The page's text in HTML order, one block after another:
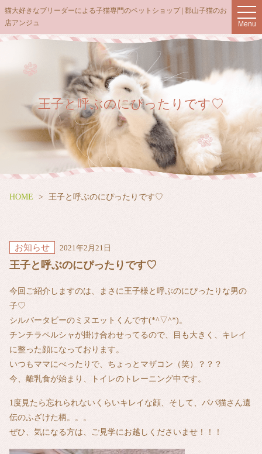
t
o
g
g
a
v
t
o
Menu
猫大好きなブリーダーによる子猫専門のペットショップ | 郡山子猫のお
店アンジュ
王子と呼ぶのにぴったりです♡
HOME 王子と呼ぶのにぴったりです♡
お知らせ 2021年2月21日
王子と呼ぶのにぴったりです♡
今回ご紹介しますのは、まさに王子様と呼ぶのにぴったりな男の
子♡
シルバータビーのミヌエットくんです(*^▽^*)。
チンチラペルシャが掛け合わせってるので、目も大きく、キレイ
に整った顔になっております。
いつもママにべったりで、ちょっとマザコン（笑）？？？
今、離乳食が始まり、トイレのトレーニング中です。
1度見たら忘れられないくらいキレイな顔、そして、パパ猫さん遺
伝のふざけた柄。。。
ぜひ、気になる方は、ご見学にお越しくださいませ！！！